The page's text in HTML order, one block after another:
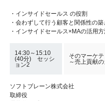
・インサイドセールス の役割
・会わずして行う顧客と関係性の築
・インサイドセールス×MAの活用
14:30～15:10
(40分) セッシ
ョン2
そのマーケ
～売上貢献
ソフトブレーン株式会社
取締役